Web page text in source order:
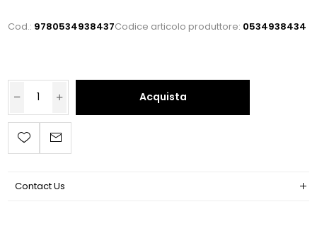
Cod.: 9780534938437Codice articolo produttore: 0534938434
Acquista
Contact Us